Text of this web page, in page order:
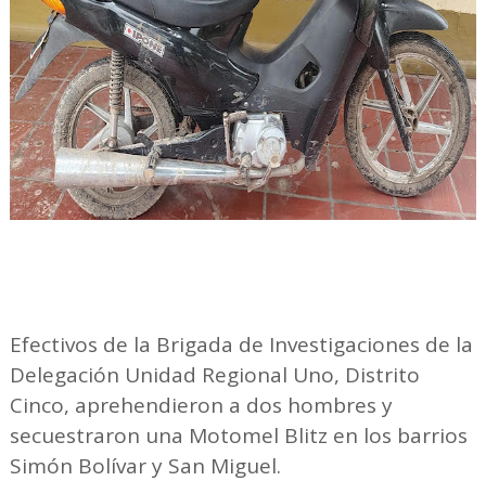
Efectivos de la Brigada de Investigaciones de la
Delegación Unidad Regional Uno, Distrito
Cinco, aprehendieron a dos hombres y
secuestraron una Motomel Blitz en los barrios
Simón Bolívar y San Miguel.